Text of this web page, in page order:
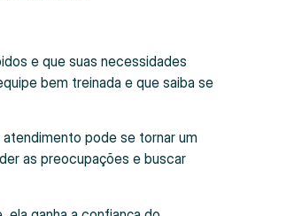
e que suas necessidades
bem treinada e que saiba se
pode se tornar um
as preocupações e buscar